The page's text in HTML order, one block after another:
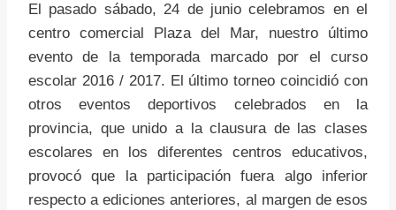
El pasado sábado, 24 de junio celebramos en el
centro comercial Plaza del Mar, nuestro último
evento de la temporada marcado por el curso
escolar 2016 / 2017. El último torneo coincidió con
otros eventos deportivos celebrados en la
provincia, que unido a la clausura de las clases
escolares en los diferentes centros educativos,
provocó que la participación fuera algo inferior
respecto a ediciones anteriores, al margen de esos